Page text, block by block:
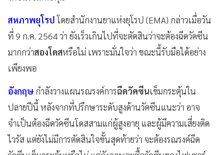
สหภาพยุโรป โดยสำนักงานยาแห่งยุโรป (EMA) กล่าวเมื่อวัน
ที่ 9 ก.ค. 2564 ว่า ยังเร็วเกินไปที่จะตัดสินว่าจะต้องฉีดวัคซีน
มากกว่าสองโดสหรือไม่ เพราะมั่นใจว่า ขณะนี้รับมือได้อย่าง
เพียงพอ
อังกฤษ กำลังวางแผนรณรงค์การฉีดวัคซีนเข็มกระตุ้นใน
ปลายปีนี้ หลังจากที่ปรึกษาระดับสูงด้านวัคซีนแนะว่า อาจ
จำเป็นต้องฉีดวัคซีนโดสสามแก่ผู้สูงอายุ และผู้มีความเสี่ยงติด
ไวรัส แต่ยังไม่มีการตัดสินใจขั้นสุดท้ายว่า จะต้องรณรงค์ฉีด